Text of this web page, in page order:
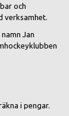
och
verksamhet.
Jan
i pengar.